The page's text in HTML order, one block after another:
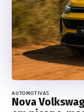
AUTOMOTIVAS
Nova